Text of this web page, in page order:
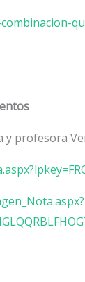
y profesora